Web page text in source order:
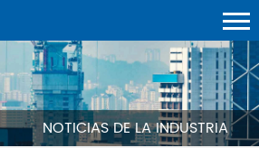
NOTICIAS DE LA INDUSTRIA